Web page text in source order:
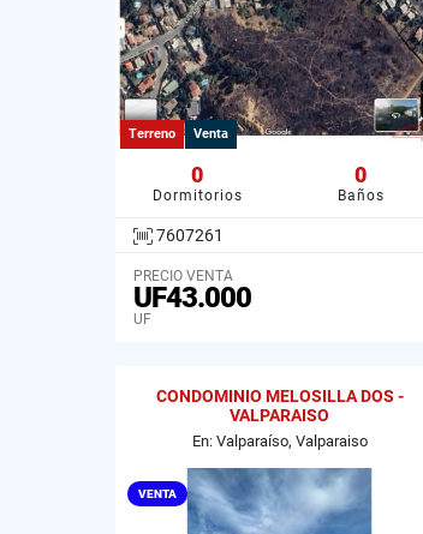
Terreno Venta
0
Dormitorios
0
Baños
7607261
PRECIO VENTA
UF43.000
UF
CONDOMINIO MELOSILLA DOS -
VALPARAISO
En: Valparaíso, Valparaiso
VENTA